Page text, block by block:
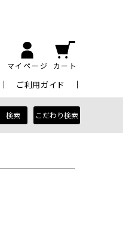
マイページ カート
ご利用ガイド
検索 こだわり検索